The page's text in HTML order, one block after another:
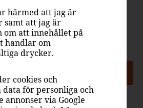
& smakrikt
härmed att jag är
samt att jag är
om att innehållet på
handlar om
drycker.
cookies och
data för personliga och
annonser via Google